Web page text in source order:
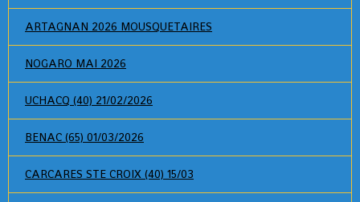
ARTAGNAN 2026 MOUSQUETAIRES
NOGARO MAI 2026
UCHACQ (40) 21/02/2026
BENAC (65) 01/03/2026
CARCARES STE CROIX (40) 15/03